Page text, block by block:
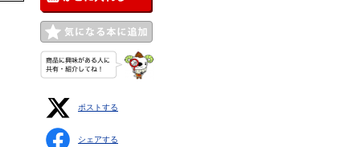
ポストする
シェアする